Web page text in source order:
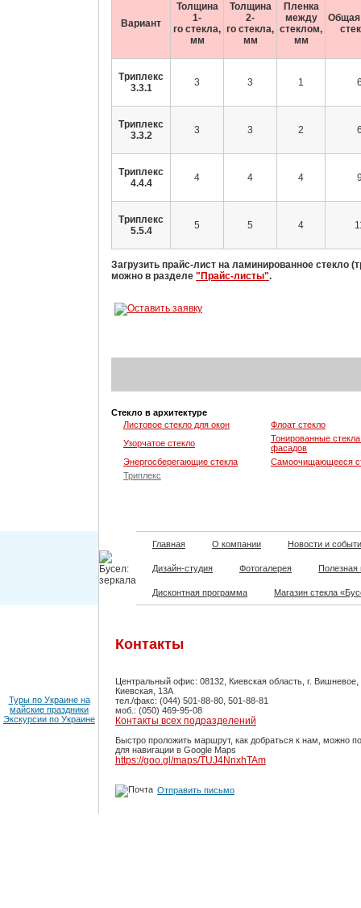
Вариант
Толщина
1-
го стекла,
мм
Толщина
2-
го стекла,
мм
Пленка
между
стеклом,
мм
Триплекс
3.3.1
3 3 1
Триплекс
3.3.2
3 3 2
Триплекс
4.4.4
4 4 4
Триплекс
5.5.4
5 5 4
Загрузить прайс-лист на ламинированное стекло
можно в разделе "Прайс-листы".
Стекло в архитектуре
Листовое стекло для окон
Флоат стекло
Узорчатое стекло
Тонированные
фасадов
Энергосберегающие стекла
Самоочищающееся
Триплекс
Главная О компании Новости и
Дизайн-студия Фотогалерея
Дисконтная программа Магазин стекла
Туры по Украине на
майские праздники
Экскурсии по Украине
Контакты
Центральный офис: 08132, Киевская область, г. Вишневое,
Киевская, 13А
тел./факс: (044) 501-88-80, 501-88-81
моб.: (050) 469-95-08
Контакты всех подразделений
Быстро проложить маршрут, как добраться к нам, можно
для навигации в Google Maps
https://goo.gl/maps/TUJ4NnxhTAm
Отправить письмо